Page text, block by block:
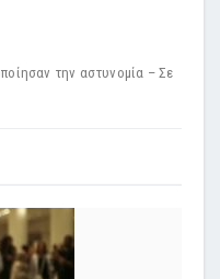
την αστυνομία – Σε